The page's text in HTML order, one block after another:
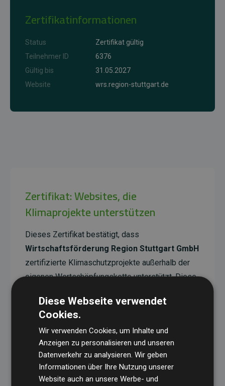
Zertifikatinformationen
Status
Zertifikat gültig
Teilnehmer ID
6376
Gültig bis
31.05.2027
Website
wrs.region-stuttgart.de
Zertifikat: Websites, die
Klimaprojekte unterstützen
Dieses Zertifikat bestätigt, dass
Wirtschaftsförderung Region Stuttgart GmbH
zertifizierte Klimaschutzprojekte außerhalb der
eigenen Wertschöpfungskette unterstützt. Diese
reduzierende Wirkung, die im Durchschnitt dem
Doppelten der geschätzten Emissionen der
Website entspricht.
Alle unterstützten Projekte werden durch
Standardverifiziert und erfüllen höchste
Anforderungen an Qualität, tatsächliche
Diese Webseite verwendet
Cookies.
Wir verwenden Cookies, um Inhalte und
Anzeigen zu personalisieren und unseren
Datenverkehr zu analysieren. Wir geben
Informationen über Ihre Nutzung unserer
Website auch an unsere Werbe- und